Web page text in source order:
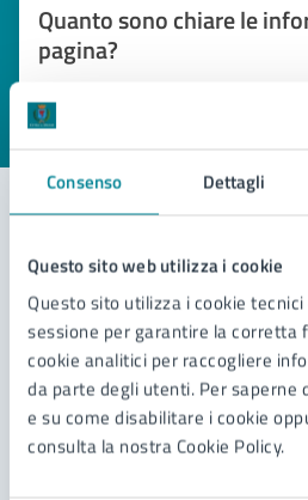
Consenso Dettagli
Questo sito web utilizza i cookie
Questo sito utilizza i cookie
sessione per garantire la corretta
cookie analitici per raccogliere
da parte degli utenti. Per saperne
e su come disabilitare i cookie
consulta la nostra Cookie Policy.
Quanto sono chiare le
pagina?
Valuta 1 stelle su 5
Contatta il comune
Leggi le domande frequenti
Richiedi assistenza
Prenota appuntamento